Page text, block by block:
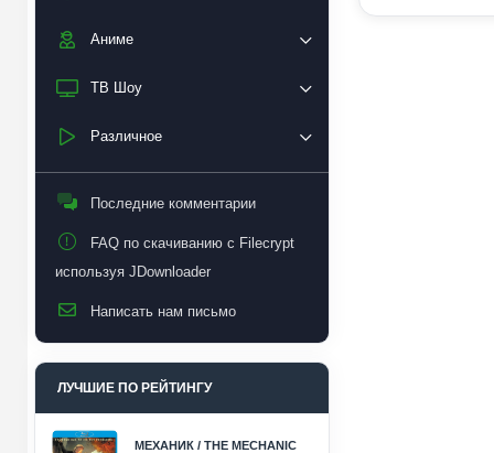
Аниме
ТВ Шоу
Различное
Последние комментарии
FAQ по скачиванию с Filecrypt
используя JDownloader
Написать нам письмо
ЛУЧШИЕ ПО РЕЙТИНГУ
МЕХАНИК / THE MECHANIC